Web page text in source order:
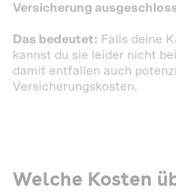
Versicherung
Das bedeutet: Falls deine
kannst du sie leider nicht
damit entfallen auch
Versicherungskosten.
Welche Kosten